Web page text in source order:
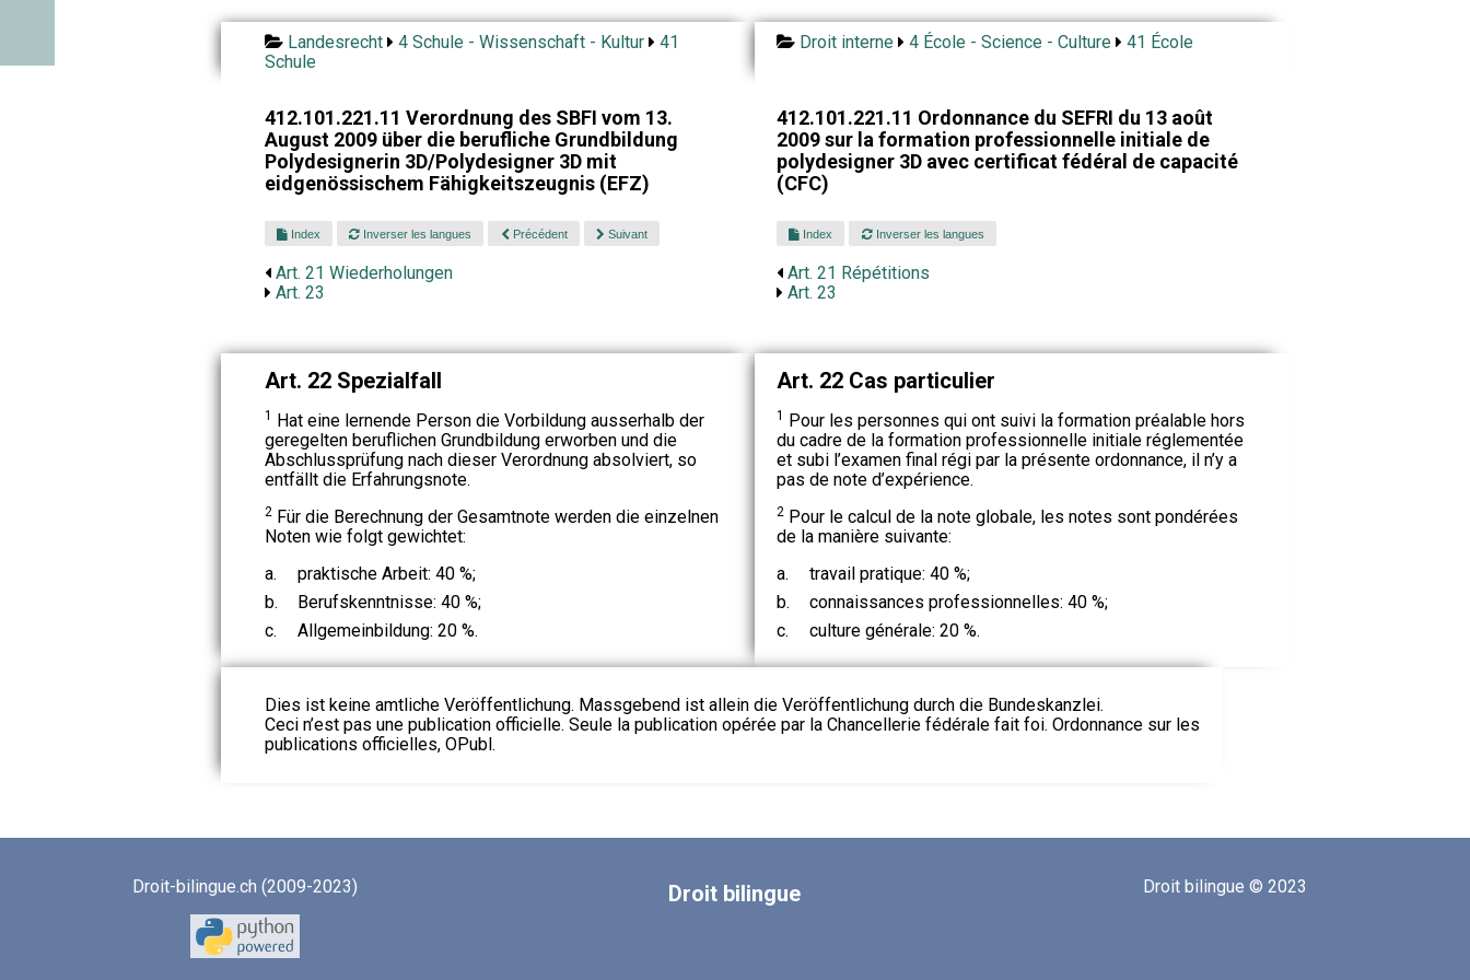
Landesrecht 4 Schule - Wissenschaft - Kultur
41
Schule
Droit interne 4 École - Science - Culture 41 École
412.101.221.11 Verordnung des SBFI vom 13.
August 2009 über die berufliche Grundbildung
Polydesignerin 3D/Polydesigner 3D mit
eidgenössischem Fähigkeitszeugnis (EFZ)
412.101.221.11 Ordonnance du SEFRI du 13 août
2009 sur la formation professionnelle initiale de
polydesigner 3D avec certificat fédéral de capacité
(CFC)
Index Inverser les langues Précédent Suivant
Art. 21 Wiederholungen
Art. 23
Index Inverser les langues
Art. 21 Répétitions
Art. 23
Art. 22 Spezialfall
1 Hat eine lernende Person die Vorbildung ausserhalb der
geregelten beruflichen Grundbildung erworben und die
Abschlussprüfung nach dieser Verordnung absolviert, so
entfällt die Erfahrungsnote.
2Für die Berechnung der Gesamtnote werden die einzelnen
Noten wie folgt gewichtet:
a.
praktische Arbeit: 40 %;
b.
Berufskenntnisse: 40 %;
c.
Allgemeinbildung: 20 %.
Art. 22 Cas particulier
1 Pour les personnes qui ont suivi la formation préalable hors
du cadre de la formation professionnelle initiale réglementée
et subi l’examen final régi par la présente ordonnance, il n’y a
pas de note d’expérience.
2Pour le calcul de la note globale, les notes sont pondérées
de la manière suivante:
a.
travail pratique: 40 %;
b.
connaissances professionnelles: 40 %;
c.
culture générale: 20 %.
Dies ist keine amtliche Veröffentlichung. Massgebend ist allein die Veröffentlichung durch die Bundeskanzlei.
Ceci n’est pas une publication officielle. Seule la publication opérée par la Chancellerie fédérale fait foi. Ordonnance sur les
publications officielles, OPubl.
Droit-bilingue.ch (2009-2023) Droit bilingue Droit bilingue © 2023